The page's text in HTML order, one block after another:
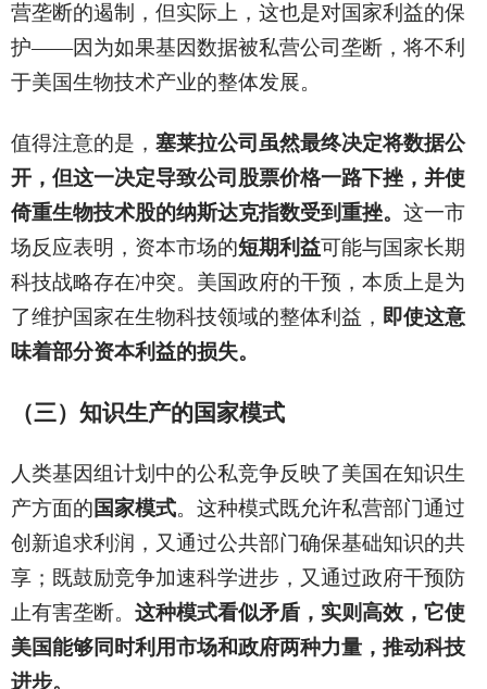
营垄断的遏制，但实际上，这也是对国家利益的保
护——因为如果基因数据被私营公司垄断，将不利
于美国生物技术产业的整体发展。
值得注意的是， 塞莱拉公司虽然最终决定将数据公
开，但这一决定导致公司股票价格一路下挫，并使
倚重生物技术股的纳斯达克指数受到重挫。 这一市
场反应表明，资本市场的短期利益可能与国家长期
科技战略存在冲突。美国政府的干预，本质上是为
了维护国家在生物科技领域的整体利益， 即使这意
味着部分资本利益的损失。
（三）知识生产的国家模式
人类基因组计划中的公私竞争反映了美国在知识生
产方面的国家模式。这种模式既允许私营部门通过
创新追求利润，又通过公共部门确保基础知识的共
享；既鼓励竞争加速科学进步，又通过政府干预防
止有害垄断。 这种模式看似矛盾，实则高效，它使
美国能够同时利用市场和政府两种力量，推动科技
进步。